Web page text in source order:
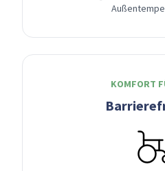
KOMFORT